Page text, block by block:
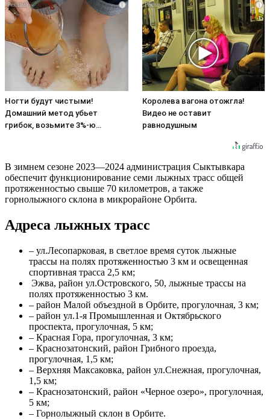
i
Ногти будут чистыми!
Домашний метод убьет
грибок, возьмите 3%-ю…
i
Королева вагона отожгла!
Видео не оставит
равнодушным
В зимнем сезоне 2023—2024 администрация Сыктывкара
обеспечит функционирование семи лыжных трасс общей
протяженностью свыше 70 километров, а также
горнолыжного склона в микрорайоне Орбита.
Адреса лыжных трасс
– ул.Лесопарковая, в светлое время суток лыжные
трассы на полях протяженностью 3 км и освещенная
спортивная трасса 2,5 км;
Эжва, район ул.Островского, 50, лыжные трассы на
полях протяженностью 3 км.
– район Малой объездной в Орбите, прогулочная, 3 км;
– район ул.1-я Промышленная и Октябрьского
проспекта, прогулочная, 5 км;
– Красная Гора, прогулочная, 3 км;
– Краснозатонский, район Грибного проезда,
прогулочная, 1,5 км;
– Верхняя Максаковка, район ул.Снежная, прогулочная,
1,5 км;
– Краснозатонский, район «Черное озеро», прогулочная,
5 км;
– Горнолыжный склон в Орбите.